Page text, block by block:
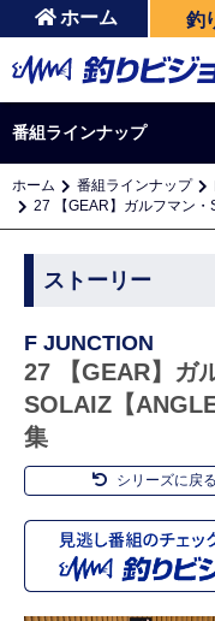
ホーム 釣
番組ラインナップ
ホーム 番組ラインナップ
27 【GEAR】ガルフマン
ストーリー
F JUNCTION
27 【GEAR】ガ
SOLAIZ【
集
シリーズに戻る